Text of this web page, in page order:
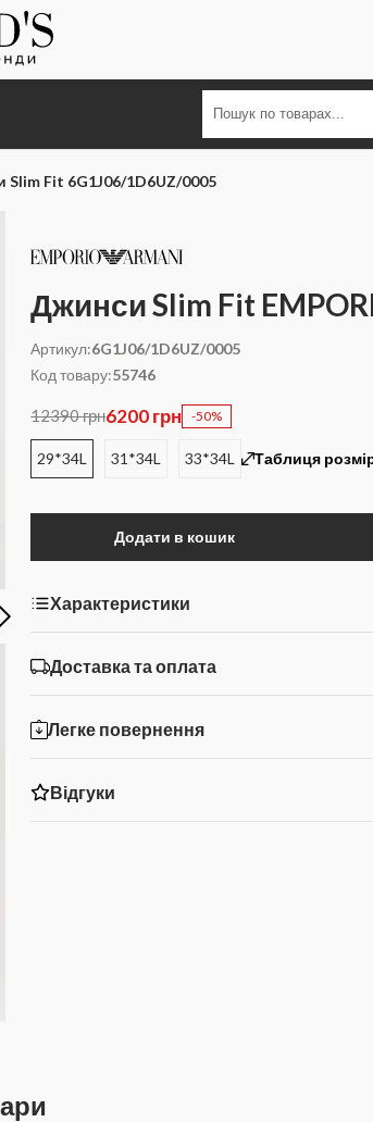
Slim Fit 6G1J06/1D6UZ/0005
Джинси Slim Fit
Артикул:6G1J06/1D6UZ/0005
Код товару:55746
12390 грн6200 грн -50%
29*34L 31*34L 33*34L Таблиця
Додати в кошик
Характеристики
Доставка та оплата
Легке повернення
Відгуки